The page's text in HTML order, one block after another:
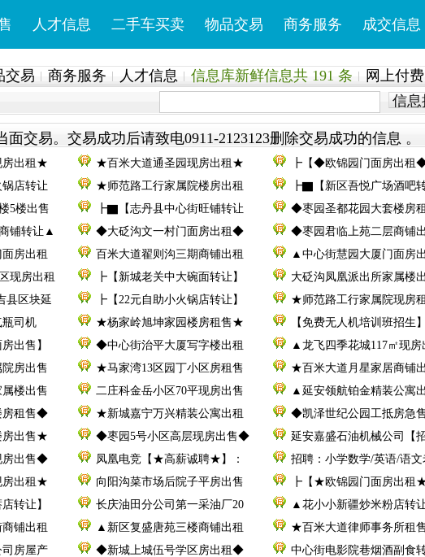
人才信息 二手车买卖 物品交易 商务服务 成交信息
交易 商务服务 人才信息 信息库新鲜信息共 191 条
网上付费
信息
交易。交易成功后请致电0911-2123123删除交易成功的信息 。
房出租★ ★百米大道通圣园现房出租★
┣【◆欧锦园门面房出租◆
店转让 ★师范路工行家属院楼房出租
┣▇【新区吾悦广场酒吧
5楼出售 ┣▇【志丹县中心街旺铺转让
◆枣园圣都花园大套楼房
铺转让▲ ◆大砭沟文一村门面房出租◆
◆枣园君临上苑二层商铺
房出租 百米大道翟则沟三期商铺出租
▲中心街慧园大厦门面房
现房出租 ┣【新城老关中大碗面转让】
大砭沟凤凰派出所家属楼
县区块延 ┣【22元自助小火锅店转让】
★师范路工行家属院现房
司机 ★杨家岭旭坤家园楼房租售★
【免费无人机培训班招生】
出售】 ◆中心街治平大厦写字楼出租
▲龙飞四季花城117㎡现房
房出售 ★马家湾13区园丁小区房租售
★百米大道月星家居商铺
楼出售 二庄科金岳小区70平现房出售
▲延安领航铂金精装公寓
房租售◆ ★新城嘉宁万兴精装公寓出租
◆凯泽世纪公园工抵房急
房出售★ ◆枣园5号小区高层现房出售◆
延安嘉盛石油机械公司【
房出售◆ 凤凰电竞【★高薪诚聘★】：
招聘：小学数学/英语/语文
房出租★ 向阳沟菜市场后院子平房出售
┣【★欧锦园门面房出租★
转让】 长庆油田分公司第一采油厂20
▲花小小新疆炒米粉店转
铺出租 ▲新区复盛唐苑三楼商铺出租
★百米大道律师事务所租
司房屋产 ◆新城上城伍号学区房出租◆
中心街电影院巷烟酒副食